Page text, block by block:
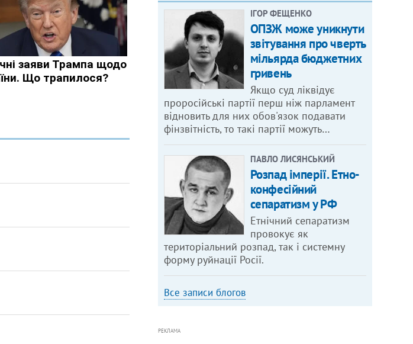
ІГОР ФЕЩЕНКО
ОПЗЖ може уникнути
звітування про чверть
мільярда бюджетних
гривень
Якщо суд ліквідує
проросійські партії перш ніж парламент
відновить для них обов'язок подавати
фінзвітність, то такі партії можуть…
ПАВЛО ЛИСЯНСЬКИЙ
Розпад імперії. Етно-
конфесійний
сепаратизм у РФ
Етнічний сепаратизм
провокує як
територіальний розпад, так і системну
форму руйнації Росії.
Все записи блогов
РЕКЛАМА